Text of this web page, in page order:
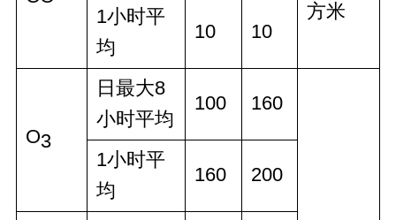
方米
1小时平
均
10 10
O3
日最大8
小时平均
100 160
1小时平
均
160 200